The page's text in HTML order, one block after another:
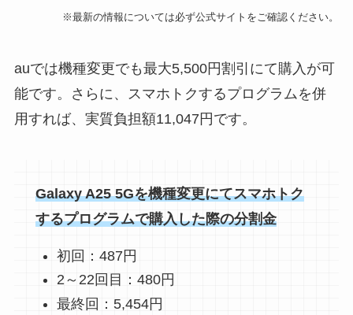
※最新の情報については必ず公式サイトをご確認ください。
auでは機種変更でも最大5,500円割引にて購入が可
能です。さらに、スマホトクするプログラムを併
用すれば、実質負担額11,047円です。
Galaxy A25 5Gを機種変更にてスマホトク
するプログラムで購入した際の分割金
初回：487円
2～22回目：480円
最終回：5,454円